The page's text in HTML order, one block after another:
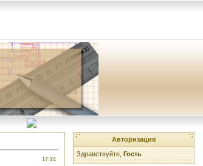
17:24
Авторизация
Здравствуйте, Гость